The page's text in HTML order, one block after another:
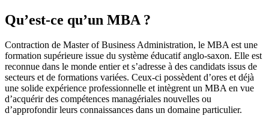
Qu’est-ce qu’un MBA ?
Contraction de Master of Business Administration, le MBA est une
formation supérieure issue du système éducatif anglo-saxon. Elle est
reconnue dans le monde entier et s’adresse à des candidats issus de
secteurs et de formations variées. Ceux-ci possèdent d’ores et déjà
une solide expérience professionnelle et intègrent un MBA en vue
d’acquérir des compétences managériales nouvelles ou
d’approfondir leurs connaissances dans un domaine particulier.